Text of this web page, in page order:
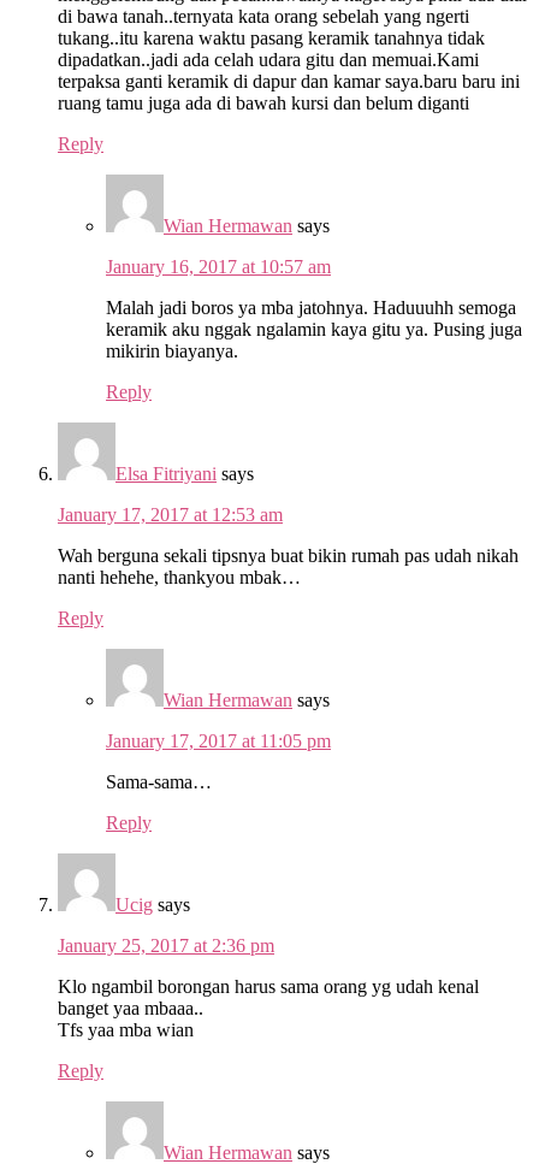
di bawa tanah..ternyata kata orang sebelah yang ngerti
tukang..itu karena waktu pasang keramik tanahnya tidak
dipadatkan..jadi ada celah udara gitu dan memuai.Kami
terpaksa ganti keramik di dapur dan kamar saya.baru baru ini
ruang tamu juga ada di bawah kursi dan belum diganti
Reply
Wian Hermawan says
January 16, 2017 at 10:57 am
Malah jadi boros ya mba jatohnya. Haduuuhh semoga
keramik aku nggak ngalamin kaya gitu ya. Pusing juga
mikirin biayanya.
Reply
Elsa Fitriyani says
January 17, 2017 at 12:53 am
Wah berguna sekali tipsnya buat bikin rumah pas udah nikah
nanti hehehe, thankyou mbak…
Reply
Wian Hermawan says
January 17, 2017 at 11:05 pm
Sama-sama…
Reply
Ucig says
January 25, 2017 at 2:36 pm
Klo ngambil borongan harus sama orang yg udah kenal
banget yaa mbaaa..
Tfs yaa mba wian
Reply
Wian Hermawan says